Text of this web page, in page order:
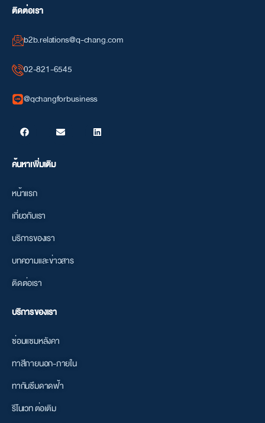
ติดต่อเรา
b2b.relations@q-chang.com
02-821-6545
@qchangforbusiness
ค้นหาเพิ่มเติม
หน้าแรก
เกี่ยวกับเรา
บริการของเรา
บทความและข่าวสาร
ติดต่อเรา
บริการของเรา
ซ่อมแซมหลังคา
ทาสีภายนอก-ภายใน
ทากันซึมดาดฟ้า
รีโนเวท ต่อเติม